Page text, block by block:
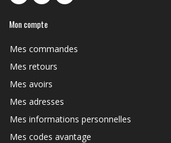
Mon compte
Mes commandes
Mes retours
Mes avoirs
Mes adresses
Mes informations personnelles
Mes codes avantage